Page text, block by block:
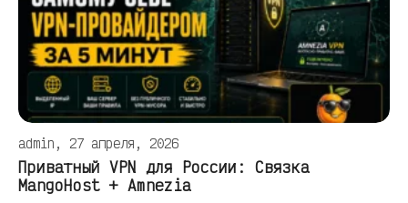
admin, 27 апреля, 2026
Приватный VPN для России: Связка
MangoHost + Amnezia